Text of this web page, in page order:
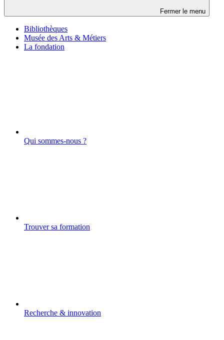
Fermer le menu
Bibliothèques
Musée des Arts & Métiers
La fondation
Qui sommes-nous ?
Trouver sa formation
Recherche & innovation